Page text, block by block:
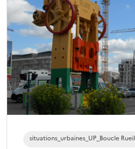
situations_urbaines_UP_Boucle Rueil